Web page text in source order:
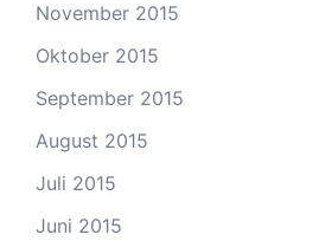
November 2015
Oktober 2015
September 2015
August 2015
Juli 2015
Juni 2015